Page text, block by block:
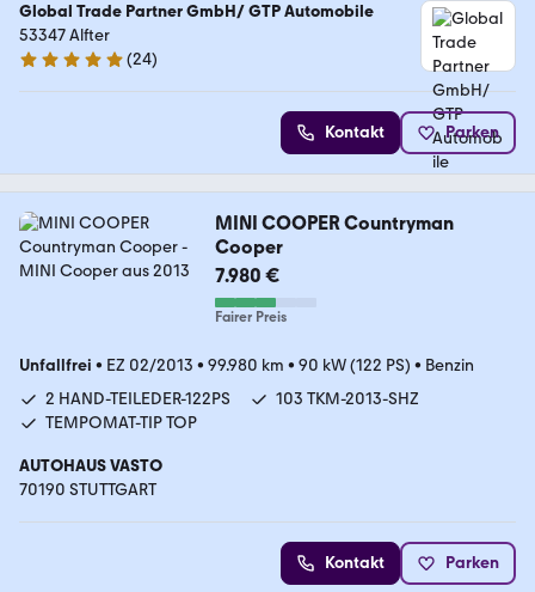
Global Trade Partner GmbH/ GTP Automobile
53347 Alfter
4.9 Sterne
(24)
Kontakt Parken
MINI COOPER Countryman
Cooper
7.980 €
Fairer Preis
Unfallfrei • EZ 02/2013 • 99.980 km • 90 kW (122 PS) • Benzin
2 HAND-TEILEDER-122PS
103 TKM-2013-SHZ
TEMPOMAT-TIP TOP
AUTOHAUS VASTO
70190 STUTTGART
Kontakt Parken